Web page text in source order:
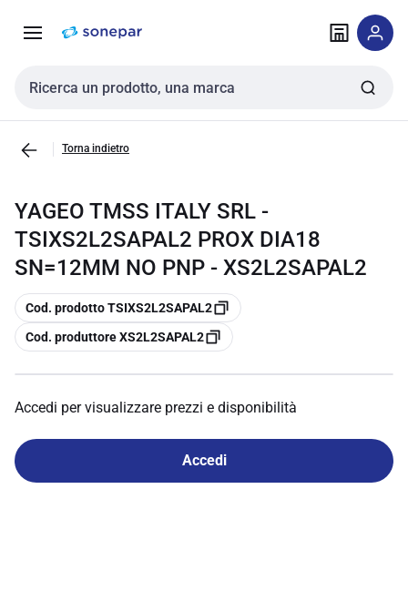
navigazione alla
Cerca input
Torna indietro
YAGEO TMSS ITALY SRL -
TSIXS2L2SAPAL2 PROX DIA18
SN=12MM NO PNP - XS2L2SAPAL2
copia
Cod. prodotto TSIXS2L2SAPAL2
copia
Cod. produttore XS2L2SAPAL2
Accedi per visualizzare prezzi e disponibilità
Accedi